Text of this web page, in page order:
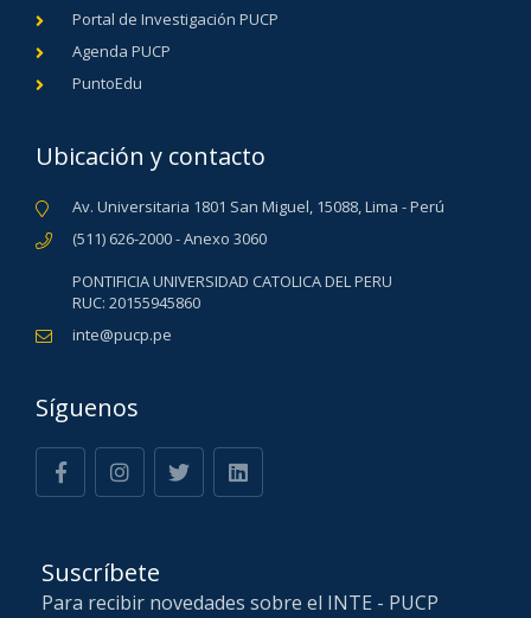
Portal de Investigación PUCP
Agenda PUCP
PuntoEdu
Ubicación y contacto
Av. Universitaria 1801 San Miguel, 15088, Lima - Perú
(511) 626-2000 - Anexo 3060
PONTIFICIA UNIVERSIDAD CATOLICA DEL PERU
RUC: 20155945860
inte@pucp.pe
Síguenos
Suscríbete
Para recibir novedades sobre el INTE - PUCP